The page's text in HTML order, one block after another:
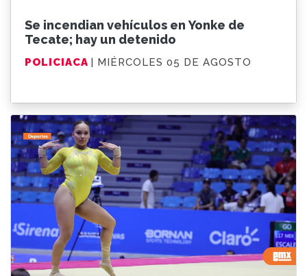
Se incendian vehículos en Yonke de
Tecate; hay un detenido
POLICIACA | MIÉRCOLES 05 DE AGOSTO